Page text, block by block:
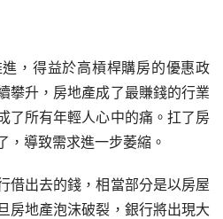
，得益於高槓桿購房的優惠政
攀升，房地產成了最賺錢的行業
了所有年輕人心中的痛。扛了房
，導致需求進一步萎縮。
借出去的錢，相當部分是以房屋
房地產泡沫破裂，銀行將出現大